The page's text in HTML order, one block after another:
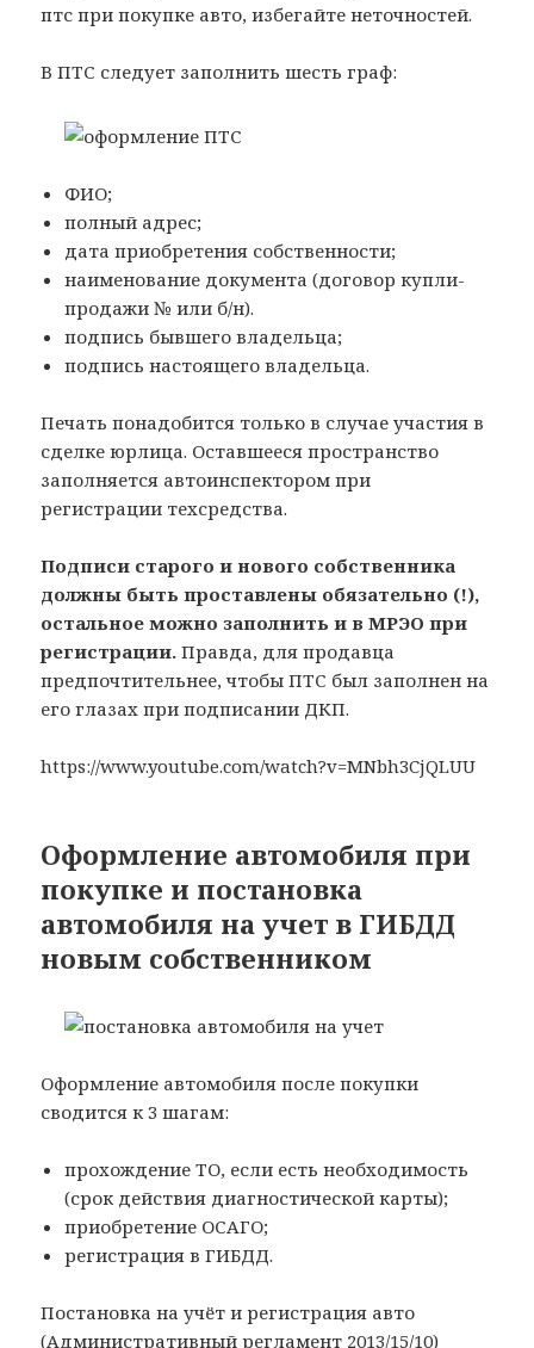
птс при покупке авто, избегайте неточностей.
В ПТС следует заполнить шесть граф:
ФИО;
полный адрес;
дата приобретения собственности;
наименование документа (договор купли-
продажи № или б/н).
подпись бывшего владельца;
подпись настоящего владельца.
Печать понадобится только в случае участия в
сделке юрлица. Оставшееся пространство
заполняется автоинспектором при
регистрации техсредства.
Подписи старого и нового собственника
должны быть проставлены обязательно (!),
остальное можно заполнить и в МРЭО при
регистрации. Правда, для продавца
предпочтительнее, чтобы ПТС был заполнен на
его глазах при подписании ДКП.
https://www.youtube.com/watch?v=MNbh3CjQLUU
Оформление автомобиля при
покупке и постановка
автомобиля на учет в ГИБДД
новым собственником
Оформление автомобиля после покупки
сводится к 3 шагам:
прохождение ТО, если есть необходимость
(срок действия диагностической карты);
приобретение ОСАГО;
регистрация в ГИБДД.
Постановка на учёт и регистрация авто
(Административный регламент 2013/15/10)